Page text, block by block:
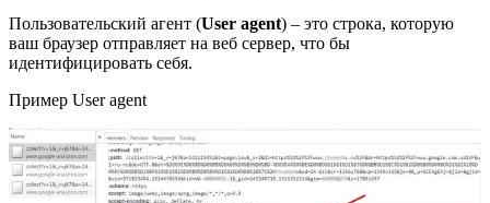
Пользовательский агент (User agent) – это строка, которую
ваш браузер отправляет на веб сервер, что бы
идентифицировать себя.
Пример User agent